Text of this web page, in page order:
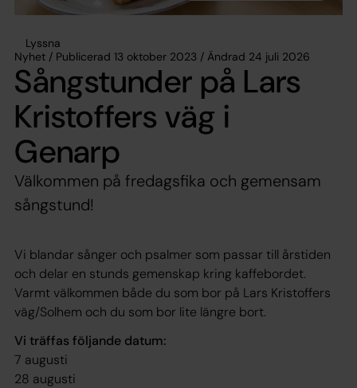
Lyssna
Nyhet / Publicerad 13 oktober 2023 / Ändrad 24 juli 2026
Sångstunder på Lars
Kristoffers väg i
Genarp
Välkommen på fredagsfika och gemensam
sångstund!
Vi blandar sånger och psalmer som passar till årstiden
och delar en stunds gemenskap kring kaffebordet.
Varmt välkommen både du som bor på Lars Kristoffers
väg/Solhem och du som bor lite längre bort.
Vi träffas följande datum:
7 augusti
28 augusti